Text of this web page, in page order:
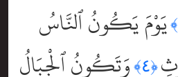
يَوْمَ يَكُونُ ٱلنَّاسُ
﴿٤﴾
وَتَكُونُ ٱلْجِبَالُ